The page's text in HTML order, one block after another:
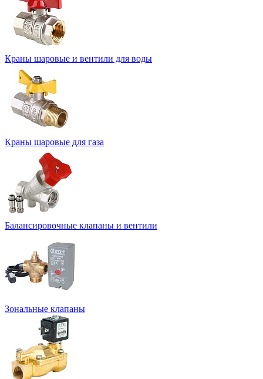
Краны шаровые и вентили для воды
Краны шаровые для газа
Балансировочные клапаны и вентили
Зональные клапаны